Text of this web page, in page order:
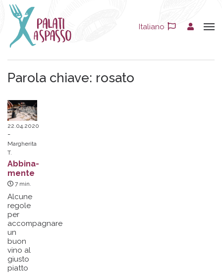
Italiano
Parola chiave: rosato
22.04.2020
Margherita
T.
Abbina-
mente
7 min.
Alcune
regole
per
accompagnare
un
buon
vino al
giusto
piatto